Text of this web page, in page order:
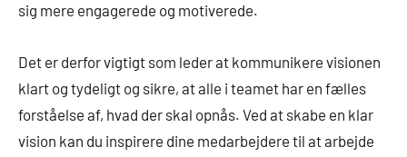
sig mere engagerede og motiverede.
Det er derfor vigtigt som leder at kommunikere visionen
klart og tydeligt og sikre, at alle i teamet har en fælles
forståelse af, hvad der skal opnås. Ved at skabe en klar
vision kan du inspirere dine medarbejdere til at arbejde